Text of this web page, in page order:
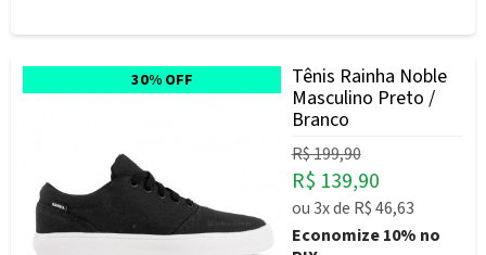
30% OFF
Tênis Rainha Noble
Masculino Preto /
Branco
R$ 199,90
R$ 139,90
ou3xde R$ 46,63
Economize10% no